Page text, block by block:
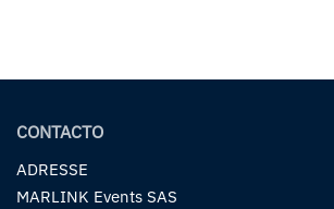
CONTACTO
ADRESSE
MARLINK Events SAS